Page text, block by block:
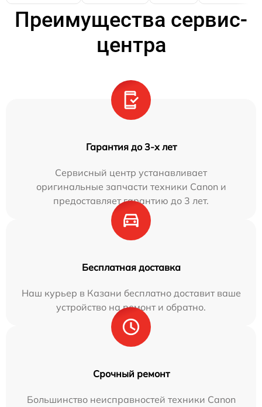
Преимущества сервис-
центра
Гарантия до 3-х лет
Сервисный центр устанавливает
оригинальные запчасти техники Canon и
предоставляет гарантию до 3 лет.
Бесплатная доставка
Наш курьер в Казани бесплатно доставит ваше
устройство на ремонт и обратно.
Срочный ремонт
Большинство неисправностей техники Canon